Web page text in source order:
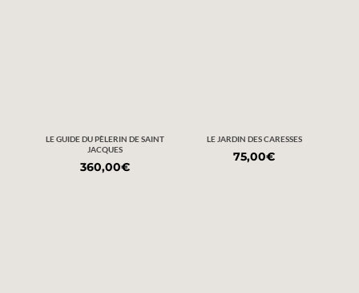
LE GUIDE DU PÈLERIN DE SAINT
JACQUES
360,00€
LE JARDIN DES CARESSES
75,00€